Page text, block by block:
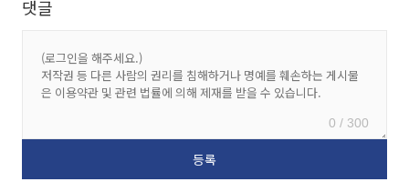
댓글
0 / 300